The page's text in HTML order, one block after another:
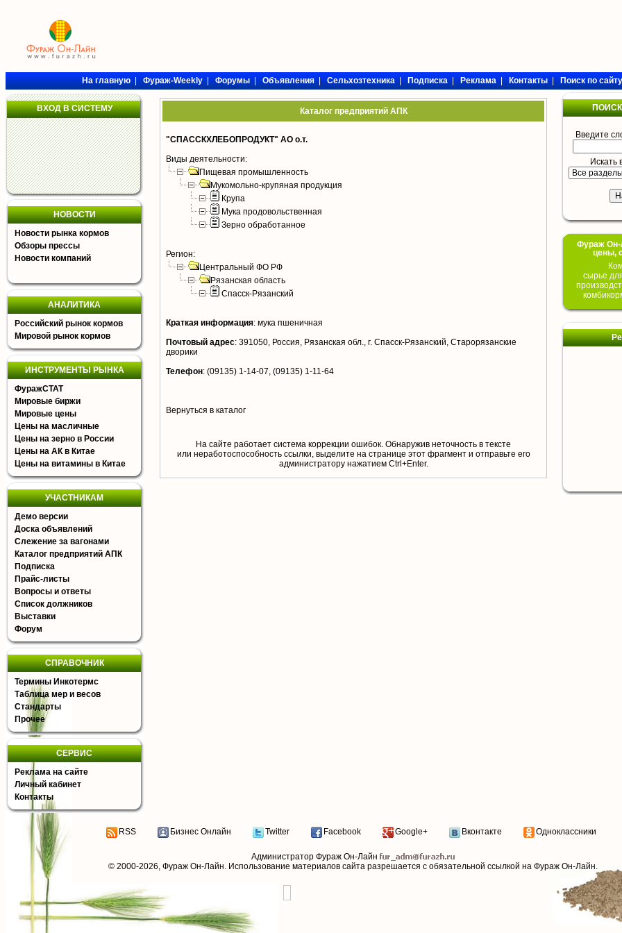
На главную|Фураж-Weekly|Форумы|Объявления|Сельхозтехника|Подписка|Реклама|Контакты|Поиск по сайту
ВХОД В СИСТЕМУ
НОВОСТИ
Новости рынка кормов
Обзоры прессы
Новости компаний
АНАЛИТИКА
Российский рынок кормов
Мировой рынок кормов
ИНСТРУМЕНТЫ РЫНКА
ФуражСТАТ
Мировые биржи
Мировые цены
Цены на масличные
Цены на зерно в России
Цены на АК в Китае
Цены на витамины в Китае
УЧАСТНИКАМ
Демо версии
Доска объявлений
Слежение за вагонами
Каталог предприятий АПК
Подписка
Прайс-листы
Вопросы и ответы
Список должников
Выставки
Форум
СПРАВОЧНИК
Термины Инкотермс
Таблица мер и весов
Стандарты
Прочее
СЕРВИС
Реклама на сайте
Личный кабинет
Контакты
Каталог предприятий АПК
"СПАССКХЛЕБОПРОДУКТ" АО о.т.
Виды деятельности:
Пищевая промышленность
Мукомольно-крупяная продукция
Крупа
Мука продовольственная
Зерно обработанное
Регион:
Центральный ФО РФ
Рязанская область
Спасск-Рязанский
Краткая информация: мука пшеничная
Почтовый адрес: 391050, Россия, Рязанская обл., г. Спасск-Рязанский, Старорязанские
дворики
Телефон: (09135) 1-14-07, (09135) 1-11-64
Вернуться в каталог
На сайте работает система коррекции ошибок. Обнаружив неточность в тексте
или неработоспособность ссылки, выделите на странице этот фрагмент и отправьте его
aдминистратору нажатием Ctrl+Enter.
Введите
Искать
Фураж Он-
цены,
сырье
RSS Бизнес Онлайн Twitter Facebook Google+ Вконтакте Одноклассники
Администратор Фураж Он-Лайн
© 2000-2026, Фураж Он-Лайн. Использование материалов сайта разрешается с обязательной ссылкой на Фураж Он-Лайн.